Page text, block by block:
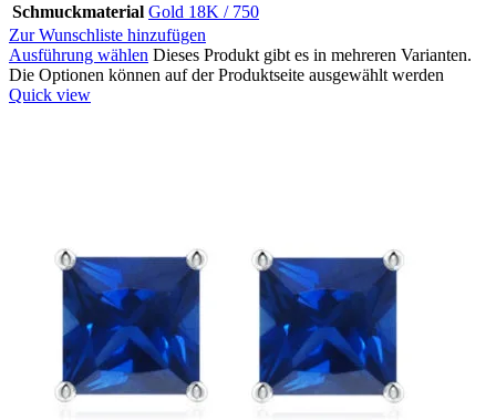
Schmuckmaterial Gold 18K / 750
Zur Wunschliste hinzufügen
Ausführung wählen Dieses Produkt gibt es in mehreren Varianten.
Die Optionen können auf der Produktseite ausgewählt werden
Quick view